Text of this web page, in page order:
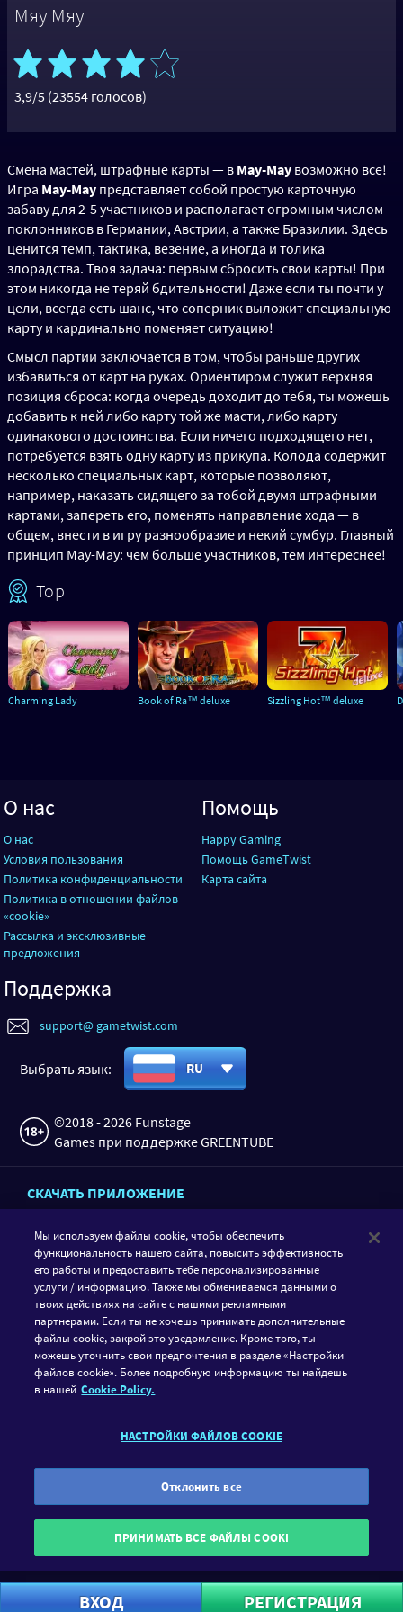
ВХОД РЕГИСТРАЦИЯ
Мяу Мяу
3,9/5 (23554 голосов)
Смена мастей, штрафные карты — в Мау-Мау возможно все!
Игра Мау-Мау представляет собой простую карточную
забаву для 2-5 участников и располагает огромным числом
поклонников в Германии, Австрии, а также Бразилии. Здесь
ценится темп, тактика, везение, а иногда и толика
злорадства. Твоя задача: первым сбросить свои карты! При
этом никогда не теряй бдительности! Даже если ты почти у
цели, всегда есть шанс, что соперник выложит специальную
карту и кардинально поменяет ситуацию!
Смысл партии заключается в том, чтобы раньше других
избавиться от карт на руках. Ориентиром служит верхняя
позиция сброса: когда очередь доходит до тебя, ты можешь
добавить к ней либо карту той же масти, либо карту
одинакового достоинства. Если ничего подходящего нет,
потребуется взять одну карту из прикупа. Колода содержит
несколько специальных карт, которые позволяют,
например, наказать сидящего за тобой двумя штрафными
картами, запереть его, поменять направление хода — в
общем, внести в игру разнообразие и некий сумбур. Главный
принцип Мау-Мау: чем больше участников, тем интереснее!
Top
Charming Lady Book of Ra™ deluxe Sizzling Hot™ deluxe
О нас
О нас
Условия пользования
Политика конфиденциальности
Политика в отношении файлов
«cookie»
Рассылка и эксклюзивные
предложения
Помощь
Happy Gaming
Помощь GameTwist
Карта сайта
Поддержка
support@ gametwist.com
Выбрать язык: RU
©2018 - 2026 Funstage
Games при поддержке GREENTUBE
СКАЧАТЬ ПРИЛОЖЕНИЕ
СЛЕДУЙ ЗА GAMETWIST
FACEBOOK
GameTwist является платформой социального казино. Игра
Поэтому у нас вы можете играть только на виртуальную
валюту «Твисты». Участие в играх должно преследовать
прежде всего развлекательные цели. GameTwist не
предоставляет возможность конвертировать Твисты в
реальную валюту.rel="nofollow">GamblersAnonymous.
Мы используем файлы cookie, чтобы обеспечить
функциональность нашего сайта, повысить эффективность
его работы и предоставить тебе персонализированные
услуги / информацию. Также мы обмениваемся данными о
твоих действиях на сайте с нашими рекламными
партнерами. Если ты не хочешь принимать дополнительные
файлы cookie, закрой это уведомление. Кроме того, ты
можешь уточнить свои предпочтения в разделе «Настройки
файлов cookie». Более подробную информацию ты найдешь
в нашей Cookie Policy.
НАСТРОЙКИ ФАЙЛОВ COOKIE
Отклонить все
ПРИНИМАТЬ ВСЕ ФАЙЛЫ COOKI